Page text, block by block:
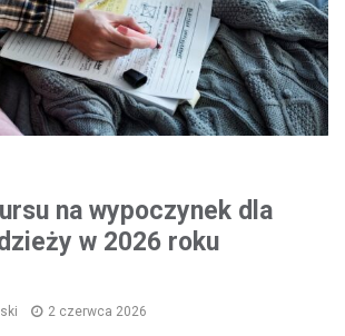
na wypoczynek dla
w 2026 roku
2 czerwca 2026